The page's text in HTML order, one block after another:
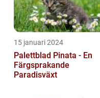
15 januari 2024
Palettblad Pinata - En
Färgsprakande
Paradisväxt